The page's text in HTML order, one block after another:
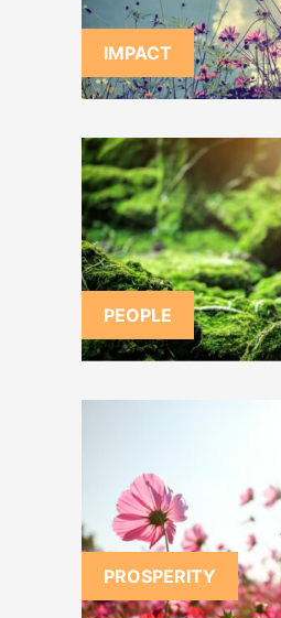
IMPACT
PEOPLE
PROSPERITY